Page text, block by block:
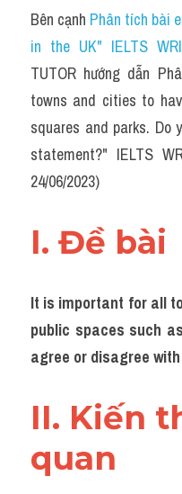
Đề thi thật IELTS
Task 2
Từ vựng theo topic
Từ vựng theo Topic
Map
Environment
Đề thi thật Task 1
Process
Task 1
Bên cạnh Phân tích bài
in the UK" IELTS
TUTOR hướng dẫn
towns and cities to
squares and parks. Do
statement?" IELTS
24/06/2023)
I. Đề bài
It is important for all
public spaces such
agree or disagree
II. Kiến
quan